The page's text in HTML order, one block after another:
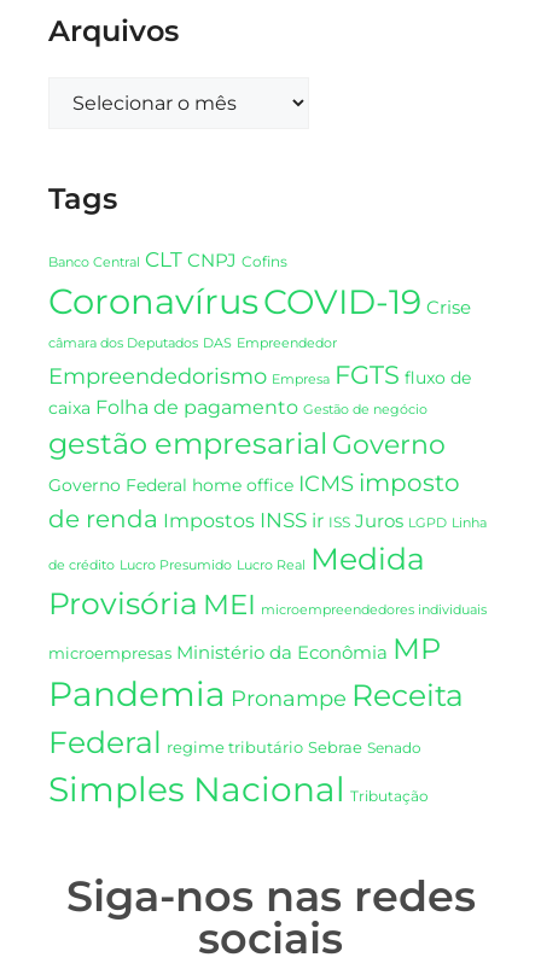
Arquivos
Tags
Banco Central CLT CNPJ Cofins
CoronavírusCOVID-19 Crise
câmara dos Deputados DAS Empreendedor
Empreendedorismo Empresa FGTS fluxo de
caixa Folha de pagamento Gestão de negócio
gestão empresarial Governo
Governo Federal home office ICMS imposto
de renda Impostos INSS ir ISS Juros LGPD Linha
de crédito Lucro Presumido Lucro Real
Medida
Provisória MEI microempreendedores individuais
microempresas Ministério da Econômia MP
Pandemia Pronampe Receita
Federal regime tributário Sebrae Senado
Simples Nacional Tributação
Siga-nos nas redes
sociais